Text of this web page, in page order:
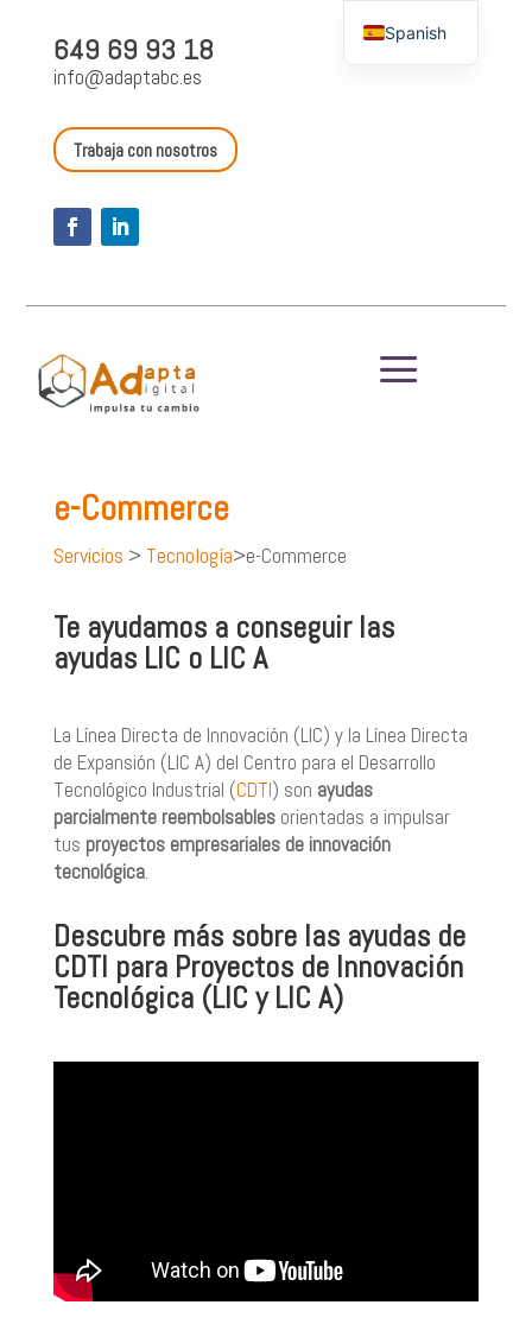
649 69 93 18
info@adaptabc.es
Trabaja con nosotros
a
e-Commerce
Servicios > Tecnología>e-Commerce
Te ayudamos a conseguir las
ayudas LIC o LIC A
La Línea Directa de Innovación (LIC) y la Línea Directa
de Expansión (LIC A) del Centro para el Desarrollo
Tecnológico Industrial (CDTI) son ayudas
parcialmente reembolsablesorientadas a impulsar
tus proyectos empresariales de innovación
tecnológica.
Descubre más sobre las ayudas de
CDTI para Proyectos de Innovación
Tecnológica (LIC y LIC A)
Spanish